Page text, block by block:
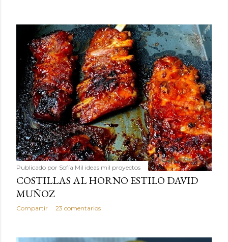
Publicado por Sofía Mil ideas mil proyectos
COSTILLAS AL HORNO ESTILO DAVID
MUÑOZ
Compartir 23 comentarios